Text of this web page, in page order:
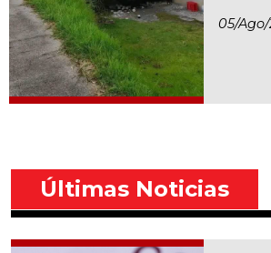
05/
Últimas Noticias